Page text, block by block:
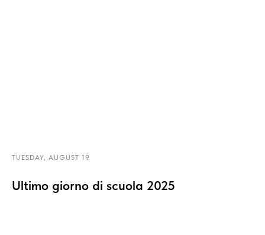
TUESDAY, AUGUST 19
Ultimo giorno di scuola 2025